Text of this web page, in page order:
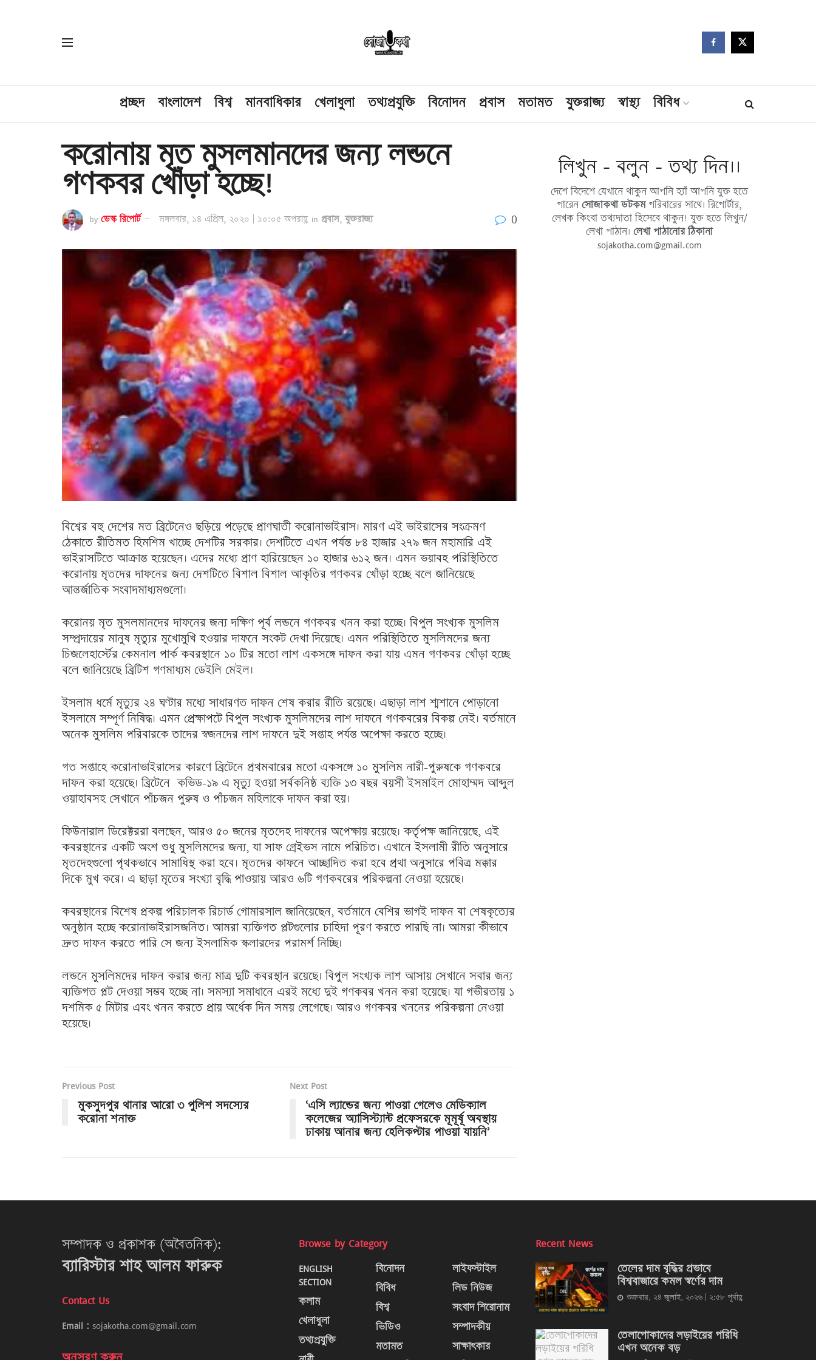
প্রচ্ছদ বাংলাদেশ বিশ্ব মানবাধিকার খেলাধুলা তথ্যপ্রযুক্তি বিনোদন প্রবাস মতামত যুক্তরাজ্য স্বাস্থ্য বিবিধ
করোনায় মৃত মুসলমানদের জন্য লন্ডনে
গণকবর খোঁড়া হচ্ছে!
by ডেস্ক রিপোর্ট মঙ্গলবার, ১৪ এপ্রিল, ২০২০ | ১০:০৫ অপরাহ্ণ in প্রবাস,যুক্তরাজ্য 0
বিশ্বের বহু দেশের মত ব্রিটেনেও ছড়িয়ে পড়েছে প্রাণঘাতী করোনাভাইরাস। মারণ এই ভাইরাসের সংক্রমণ
ঠেকাতে রীতিমত হিমশিম খাচ্ছে দেশটির সরকার। দেশটিতে এখন পর্যন্ত ৮৪ হাজার ২৭৯ জন মহামারি এই
ভাইরাসটিতে আক্রান্ত হয়েছেন। এদের মধ্যে প্রাণ হারিয়েছেন ১০ হাজার ৬১২ জন। এমন ভয়াবহ পরিস্থিতিতে
করোনায় মৃতদের দাফনের জন্য দেশটিতে বিশাল বিশাল আকৃতির গণকবর খোঁড়া হচ্ছে বলে জানিয়েছে
আন্তর্জাতিক সংবাদমাধ্যমগুলো।
করোনয় মৃত মুসলমানদের দাফনের জন্য দক্ষিণ পূর্ব লন্ডনে গণকবর খনন করা হচ্ছে। বিপুল সংখ্যক মুসলিম
সম্প্রদায়ের মানুষ মৃত্যুর মুখোমুখি হওয়ার দাফনে সংকট দেখা দিয়েছে। এমন পরিস্থিতিতে মুসলিমদের জন্য
চিজলেহার্স্টের কেমনাল পার্ক কবরস্থানে ১০ টির মতো লাশ একসঙ্গে দাফন করা যায় এমন গণকবর খোঁড়া হচ্ছে
বলে জানিয়েছে ব্রিটিশ গণমাধ্যম ডেইলি মেইল।
ইসলাম ধর্মে মৃত্যুর ২৪ ঘণ্টার মধ্যে সাধারণত দাফন শেষ করার রীতি রয়েছে। এছাড়া লাশ শ্মশানে পোড়ানো
ইসলামে সম্পূর্ণ নিষিদ্ধ। এমন প্রেক্ষাপটে বিপুল সংখ্যক মুসলিমদের লাশ দাফনে গণকবরের বিকল্প নেই। বর্তমানে
অনেক মুসলিম পরিবারকে তাদের স্বজনদের লাশ দাফনে দুই সপ্তাহ পর্যন্ত অপেক্ষা করতে হচ্ছে।
গত সপ্তাহে করোনাভাইরাসের কারণে ব্রিটেনে প্রথমবারের মতো একসঙ্গে ১০ মুসলিম নারী-পুরুষকে গণকবরে
দাফন করা হয়েছে। ব্রিটেনে কভিড-১৯ এ মৃত্যু হওয়া সর্বকনিষ্ঠ ব্যক্তি ১৩ বছর বয়সী ইসমাইল মোহাম্মদ আব্দুল
ওয়াহাবসহ সেখানে পাঁচজন পুরুষ ও পাঁচজন মহিলাকে দাফন করা হয়।
ফিউনারাল ডিরেক্টররা বলছেন, আরও ৫০ জনের মৃতদেহ দাফনের অপেক্ষায় রয়েছে। কর্তৃপক্ষ জানিয়েছে, এই
কবরস্থানের একটি অংশ শুধু মুসলিমদের জন্য, যা সাফ গ্রেইভস নামে পরিচিত। এখানে ইসলামী রীতি অনুসারে
মৃতদেহগুলো পৃথকভাবে সামাধিস্থ করা হবে। মৃতদের কাফনে আচ্ছাদিত করা হবে প্রথা অনুসারে পবিত্র মক্কার
দিকে মুখ করে। এ ছাড়া মৃতের সংখ্যা বৃদ্ধি পাওয়ায় আরও ৬টি গণকবরের পরিকল্পনা নেওয়া হয়েছে।
কবরস্থানের বিশেষ প্রকল্প পরিচালক রিচার্ড গোমারসাল জানিয়েছেন, বর্তমানে বেশির ভাগই দাফন বা শেষকৃত্যের
অনুষ্ঠান হচ্ছে করোনাভাইরাসজনিত। আমরা ব্যক্তিগত প্লটগুলোর চাহিদা পূরণ করতে পারছি না। আমরা কীভাবে
দ্রুত দাফন করতে পারি সে জন্য ইসলামিক স্কলারদের পরামর্শ নিচ্ছি।
লন্ডনে মুসলিমদের দাফন করার জন্য মাত্র দুটি কবরস্থান রয়েছে। বিপুল সংখ্যক লাশ আসায় সেখানে সবার জন্য
ব্যক্তিগত প্লট দেওয়া সম্ভব হচ্ছে না। সমস্যা সমাধানে এরই মধ্যে দুই গণকবর খনন করা হয়েছে। যা গভীরতায় ১
দশমিক ৫ মিটার এবং খনন করতে প্রায় অর্ধেক দিন সময় লেগেছে। আরও গণকবর খননের পরিকল্পনা নেওয়া
হয়েছে।
Previous Post
মুকসুদপুর থানার আরো ৩ পুলিশ সদস্যের
করোনা শনাক্ত
Next Post
‘এসি ল্যান্ডের জন্য পাওয়া গেলেও মেডিক্যাল
কলেজের অ্যাসিস্ট্যান্ট প্রফেসরকে মূমূর্ষূ অবস্থায়
ঢাকায় আনার জন্য হেলিকপ্টার পাওয়া যায়নি’
লিখুন - বলুন - তথ্য দিন।।
দেশে বিদেশে যেখানে থাকুন আপনি হ্যাঁ আপনি যুক্ত হতে
পারেনসোজাকথা ডটকমপরিবারের সাথে। রিপোর্টার,
লেখক কিংবা তথ্যদাতা হিসেবে থাকুন! যুক্ত হতে লিখুন/
লেখা পাঠান। লেখা পাঠানোর ঠিকানা
sojakotha.com@gmail.com
সম্পাদক ও প্রকাশক (অবৈতনিক):
ব্যারিস্টার শাহ আলম ফারুক
Contact Us
Email : sojakotha.com@gmail.com
Browse by Category
ENGLISH
SECTION
কলাম
খেলাধুলা
তথ্যপ্রযুক্তি
বিনোদন
বিবিধ
বিশ্ব
ভিডিও
মতামত
লাইফস্টাইল
লিড নিউজ
সংবাদ শিরোনাম
সম্পাদকীয়
সাক্ষাৎকার
Recent News
তেলের দাম বৃদ্ধির প্রভাবে
বিশ্ববাজারে কমল স্বর্ণের দাম
শুক্রবার, ২৪ জুলাই, ২০২৬ | ২:৫৮ পূর্বাহ্ণ
তেলাপোকাদের লড়াইয়ের পরিধি
এখন অনেক বড়